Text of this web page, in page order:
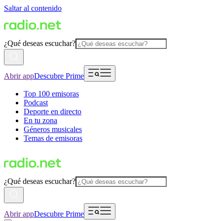
Saltar al contenido
¿Qué deseas escuchar?
Abrir appDescubre Prime
Top 100 emisoras
Podcast
Deporte en directo
En tu zona
Géneros musicales
Temas de emisoras
¿Qué deseas escuchar?
Abrir appDescubre Prime